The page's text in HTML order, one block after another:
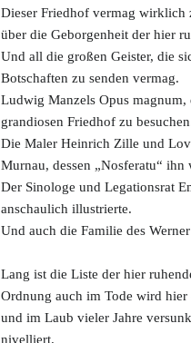
Dieser Friedhof vermag wirklich
über die Geborgenheit der hier
Und all die großen Geister, die
Botschaften zu senden vermag.
Ludwig Manzels Opus
grandiosen Friedhof zu
Die Maler Heinrich Zille und
Murnau, dessen „Nosferatu“ ihn
Der Sinologe und Legationsrat
anschaulich illustrierte.
Und auch die Familie des
Lang ist die Liste der hier
Ordnung auch im Tode wird
und im Laub vieler Jahre
nivelliert.